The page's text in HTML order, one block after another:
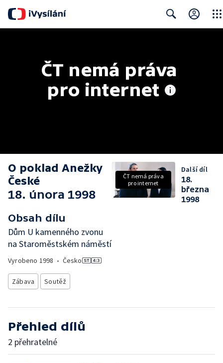
ČT nemá práva
pro internet
O poklad Anežky
České
18. února 1998
Obsah dílu
Dům U kamenného zvonu
na Staroměstském náměstí
Vyrobeno 1998 • Česko
Zábava Soutěž
ČT nemá práva
pro internet
Další díl
18.
března
1998
Přehled dílů
2 přehratelné